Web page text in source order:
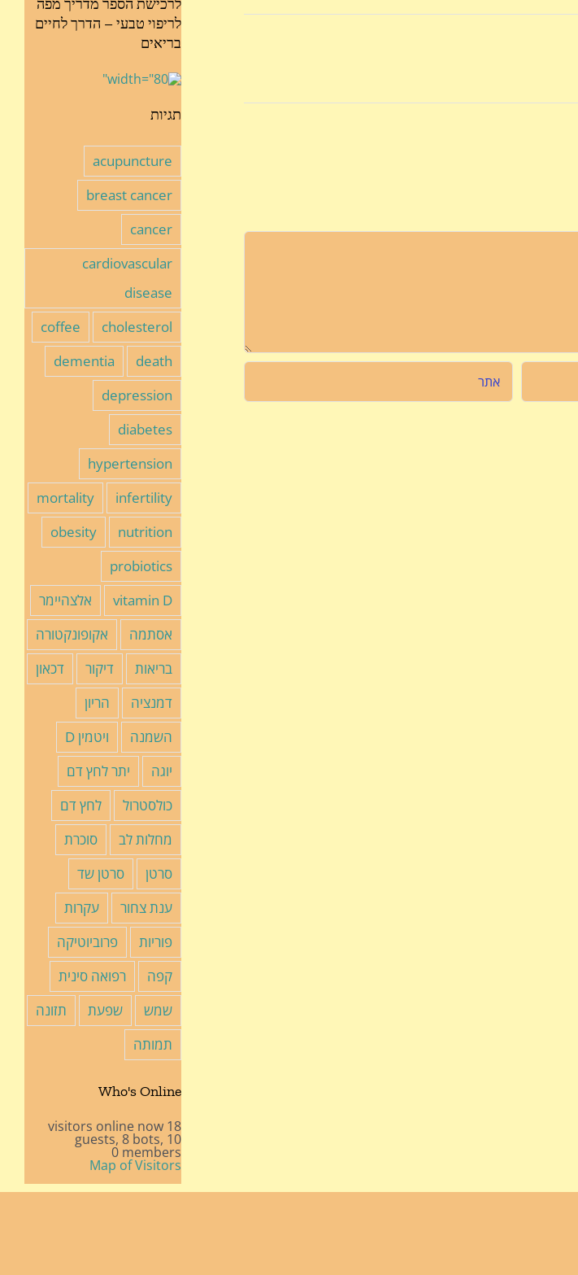
לרכישת הספר מדריך מפה
לריפוי טבעי – הדרך לחיים
בריאים
תגיות
acupuncture
breast cancer
cancer
cardiovascular
disease
cholesterol
coffee
death
dementia
depression
diabetes
hypertension
infertility
mortality
nutrition
obesity
probiotics
vitamin D
אלצהיימר
אסתמה
אקופונקטורה
בריאות
דיקור
דכאון
דמנציה
הריון
השמנה
ויטמין D
יוגה
יתר לחץ דם
כולסטרול
לחץ דם
מחלות לב
סוכרת
סרטן
סרטן שד
ענת צחור
עקרות
פוריות
פרוביוטיקה
קפה
רפואה סינית
שמש
שפעת
תזונה
תמותה
Who's Online
18 visitors online now
10 guests,
8 bots,
0 members
Map of Visitors